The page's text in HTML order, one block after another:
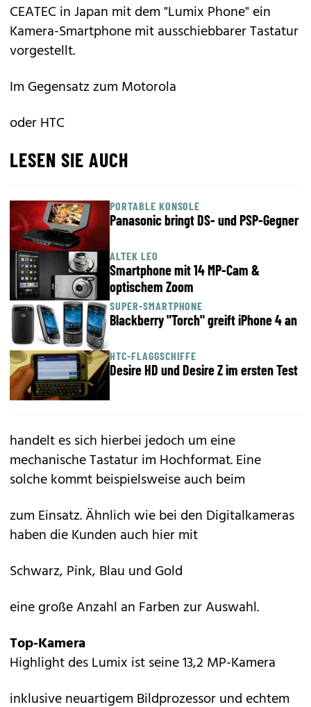
CEATEC in Japan mit dem "Lumix Phone" ein
Kamera-Smartphone mit ausschiebbarer Tastatur
vorgestellt.
Im Gegensatz zum Motorola
oder HTC
LESEN SIE AUCH
PORTABLE KONSOLE
Panasonic bringt DS- und PSP-Gegner
ALTEK LEO
Smartphone mit 14 MP-Cam &
optischem Zoom
SUPER-SMARTPHONE
Blackberry "Torch" greift iPhone 4 an
HTC-FLAGGSCHIFFE
Desire HD und Desire Z im ersten Test
handelt es sich hierbei jedoch um eine
mechanische Tastatur im Hochformat. Eine
solche kommt beispielsweise auch beim
zum Einsatz. Ähnlich wie bei den Digitalkameras
haben die Kunden auch hier mit
Schwarz, Pink, Blau und Gold
eine große Anzahl an Farben zur Auswahl.
Top-Kamera
Highlight des Lumix ist seine 13,2 MP-Kamera
inklusive neuartigem Bildprozessor und echtem